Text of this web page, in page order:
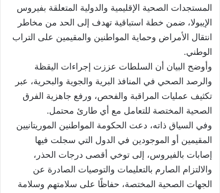
المستجدات الصحية الإقليمية والدولية المتعلقة بفيروس
الإيبولا، ضمن خطة استباقية تهدف إلى الحد من مخاطر
انتقال الأمراض وحماية المواطنين والمقيمين على التراب
الوطني.
وأوضح البيان أن السلطات عززت إجراءات اليقظة
والرصد الصحي في المنافذ البرية والجوية والبحرية، عبر
تكثيف عمليات المراقبة والفحص، ورفع جاهزية الفرق
الصحية المختصة للتعامل مع أي طارئ محتمل.
وفي السياق ذاته، دعت الحكومة المواطنين الموريتانيين
المقيمين أو الموجودين في الدول التي سجلت فيها
إصابات بالفيروس، إلى توخي أقصى درجات الحذر،
والالتزام الصارم بالتعليمات والتوصيات الصادرة عن
الجهات الصحية المختصة، حفاظًا على سلامتهم وسلامة